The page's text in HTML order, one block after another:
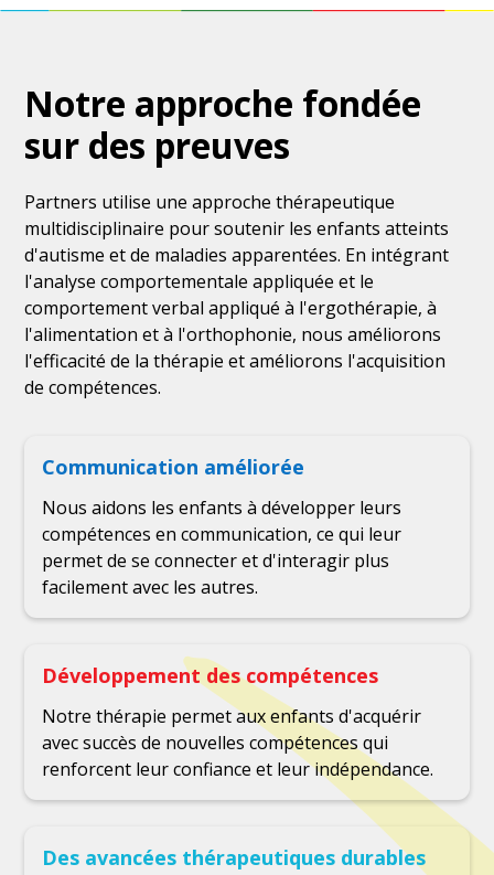
Notre approche fondée
sur des preuves
Partners utilise une approche thérapeutique
multidisciplinaire pour soutenir les enfants atteints
d'autisme et de maladies apparentées. En intégrant
l'analyse comportementale appliquée et le
comportement verbal appliqué à l'ergothérapie, à
l'alimentation et à l'orthophonie, nous améliorons
l'efficacité de la thérapie et améliorons l'acquisition
de compétences.
Communication améliorée
Nous aidons les enfants à développer leurs
compétences en communication, ce qui leur
permet de se connecter et d'interagir plus
facilement avec les autres.
Développement des compétences
Notre thérapie permet aux enfants d'acquérir
avec succès de nouvelles compétences qui
renforcent leur confiance et leur indépendance.
Des avancées thérapeutiques durables